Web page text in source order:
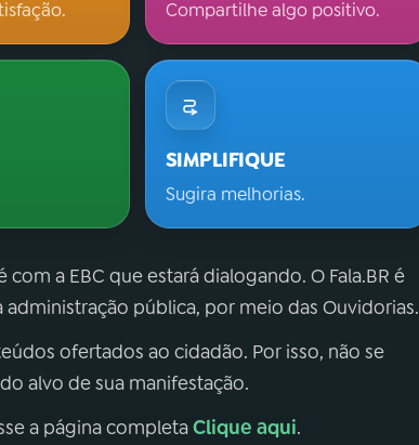
Compartilhe algo positivo.
SIMPLIFIQUE
Sugira melhorias.
a EBC que estará dialogando. O Fala.BR é
pública, por meio das Ouvidorias.
ofertados ao cidadão. Por isso, não se
alvo de sua manifestação.
a página completaClique aqui.